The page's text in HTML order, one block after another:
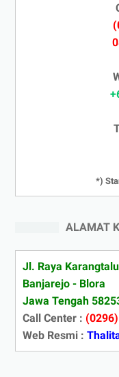
*)
ALAMAT
Jl. Raya
Banjarejo - Blora
Jawa Tengah
Call Center :
Web Resmi :